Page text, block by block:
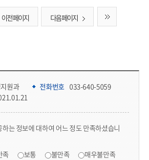
이전 페이지 다음 페이지
원과 전화번호 033-640-5059
는 정보에 대하여 어느 정도 만족하셨습니
족 보통 불만족 매우불만족